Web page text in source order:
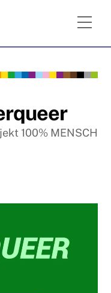
100% MENSCH